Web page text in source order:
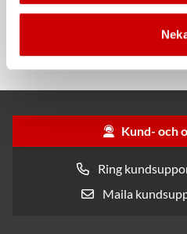
Kund- och
Ring
Maila